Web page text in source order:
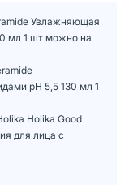
Увлажняющая
мл 1 шт можно на
pH 5,5 130 мл 1
Holika Good
для лица с